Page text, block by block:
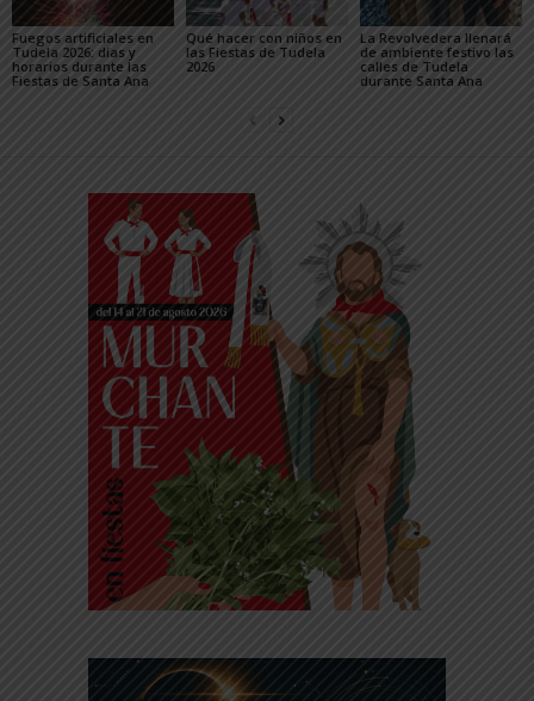
Fuegos artificiales en
Tudela 2026: días y
horarios durante las
Fiestas de Santa Ana
Qué hacer con niños en
las Fiestas de Tudela
2026
La Revolvedera llenará
de ambiente festivo las
calles de Tudela
durante Santa Ana